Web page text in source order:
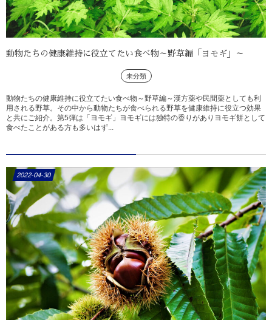
動物たちの健康維持に役立てたい食べ物～野草編「ヨモギ」～
未分類
動物たちの健康維持に役立てたい食べ物～野草編～漢方薬や民間薬としても利
用される野草。その中から動物たちが食べられる野草を健康維持に役立つ効果
と共にご紹介。第5弾は「ヨモギ」ヨモギには独特の香りがありヨモギ餅として
食べたことがある方も多いはず...
2022-04-30